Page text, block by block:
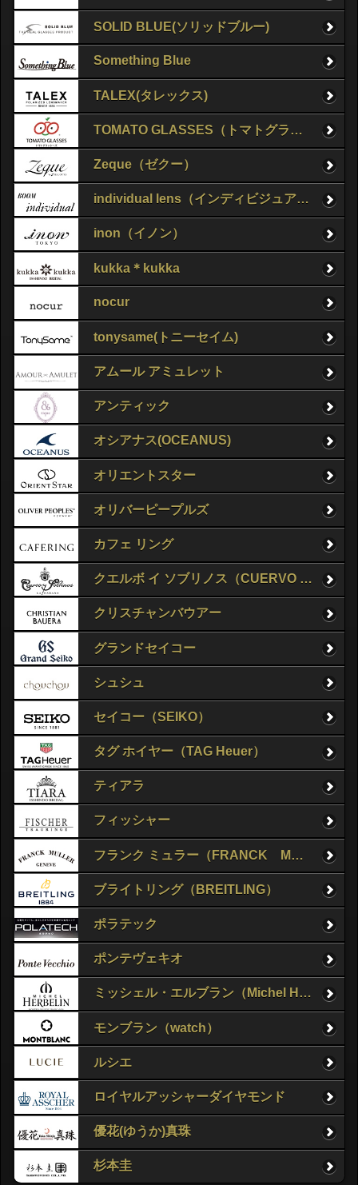
SOLID BLUE(ソリッドブルー)
Something Blue
TALEX(タレックス)
TOMATO GLASSES（トマトグラッシーズ）
Zeque（ゼクー）
individual lens（インディビジュアルレンズ）
inon（イノン）
kukka＊kukka
nocur
tonysame(トニーセイム)
アムール アミュレット
アンティック
オシアナス(OCEANUS)
オリエントスター
オリバーピープルズ
カフェ リング
クエルボ イ ソブリノス（CUERVO Y SOBRINOS）
クリスチャンバウアー
グランドセイコー
シュシュ
セイコー（SEIKO）
タグ ホイヤー（TAG Heuer）
ティアラ
フィッシャー
フランク ミュラー（FRANCK MULLER）
ブライトリング（BREITLING）
ポラテック
ポンテヴェキオ
ミッシェル・エルブラン（Michel Herbelin）
モンブラン（watch）
ルシエ
ロイヤルアッシャーダイヤモンド
優花(ゆうか)真珠
杉本圭